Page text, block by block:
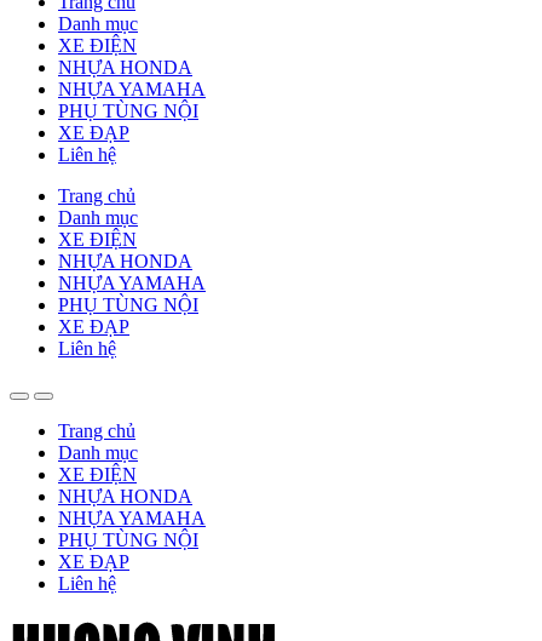
Danh mục
XE ĐIỆN
NHỰA HONDA
NHỰA YAMAHA
PHỤ TÙNG NỘI
XE ĐẠP
Liên hệ
Trang chủ
Danh mục
XE ĐIỆN
NHỰA HONDA
NHỰA YAMAHA
PHỤ TÙNG NỘI
XE ĐẠP
Liên hệ
Trang chủ
Danh mục
XE ĐIỆN
NHỰA HONDA
NHỰA YAMAHA
PHỤ TÙNG NỘI
XE ĐẠP
Liên hệ